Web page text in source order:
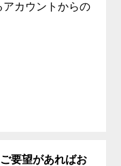
アカウントからの
要望があればお